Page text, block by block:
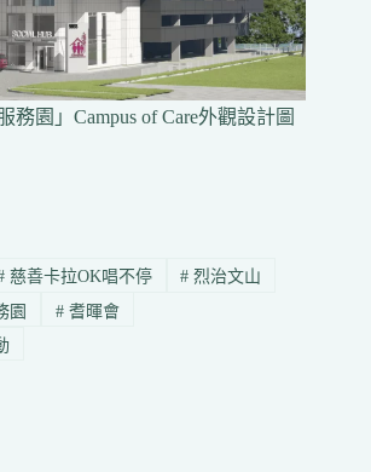
務園」Campus of Care外觀設計圖
慈善卡拉OK唱不停 # 烈治文山
園 #耆暉會